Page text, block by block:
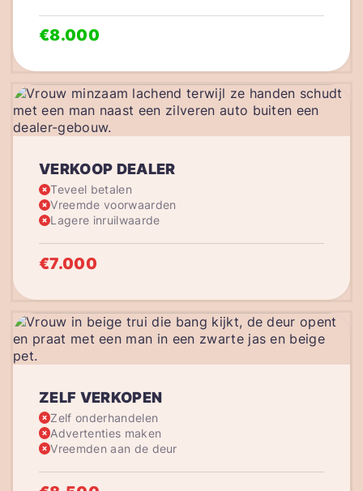
VERKOOP DEALER
Teveel betalen
Vreemde voorwaarden
Lagere inruilwaarde
€7.000
€8.000
ZELF VERKOPEN
Zelf onderhandelen
Advertenties maken
Vreemden aan de deur